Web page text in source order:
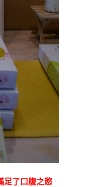
足了口腹之慾